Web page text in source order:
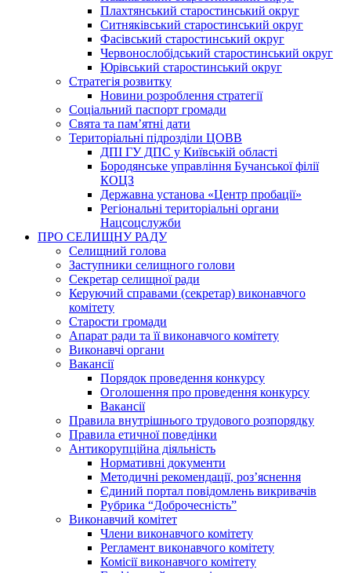
Плахтянський старостинський округ
Ситняківський старостинський округ
Фасівський старостинський округ
Червонослобідський старостинський округ
Юрівський старостинський округ
Стратегія розвитку
Новини розроблення стратегії
Соціальний паспорт громади
Свята та пам’ятні дати
Територіальні підрозділи ЦОВВ
ДПІ ГУ ДПС у Київській області
Бородянське управління Бучанської філії
КОЦЗ
Державна установа «Центр пробації»
Регіональні територіальні органи
Нацсоцслужби
ПРО СЕЛИЩНУ РАДУ
Селищний голова
Заступники селищного голови
Секретар селищної ради
Керуючий справами (секретар) виконавчого
комітету
Старости громади
Апарат ради та її виконавчого комітету
Виконавчі органи
Вакансії
Порядок проведення конкурсу
Оголошення про проведення конкурсу
Вакансії
Правила внутрішнього трудового розпорядку
Правила етичної поведінки
Антикорупційна діяльність
Нормативні документи
Методичні рекомендації, роз’яснення
Єдиний портал повідомлень викривачів
Рубрика “Доброчесність”
Виконавчий комітет
Члени виконавчого комітету
Регламент виконавчого комітету
Комісії виконавчого комітету